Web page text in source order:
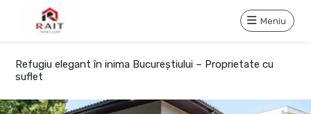
Meniu
Refugiu elegant în inima Bucureștiului – Proprietate cu
suflet